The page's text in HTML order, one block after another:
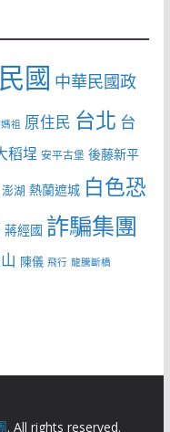
國 中華民國政
祖 原住民 台北 台
稻埕 安平古堡 後藤新平
澎湖 熱蘭遮城 白色恐
蔣經國 詐騙集團
陳儀 飛行 龍騰斷橋
. All rights reserved.